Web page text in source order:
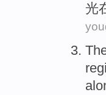
光